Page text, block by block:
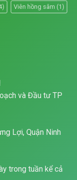
Viên hồng sâm (1)
và Đầu tư TP
Lợi, Quận Ninh
trong tuần kể cả